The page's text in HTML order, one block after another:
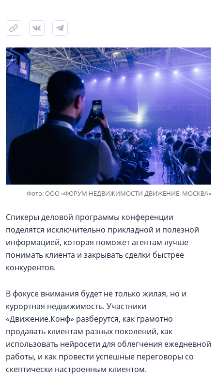
Фото: ООО «ФОРУМ НЕДВИЖИМОСТИ ДВИЖЕНИЕ. МОСКВА»
Спикеры деловой программы конференции
поделятся исключительно прикладной и полезной
информацией, которая поможет агентам лучше
понимать клиента и закрывать сделки быстрее
конкурентов.
В фокусе внимания будет не только жилая, но и
курортная недвижимость. Участники
«Движение.Конф» разберутся, как грамотно
продавать клиентам разных поколений, как
использовать нейросети для облегчения ежедневной
работы, и как провести успешные переговоры со
скептически настроенным клиентом.